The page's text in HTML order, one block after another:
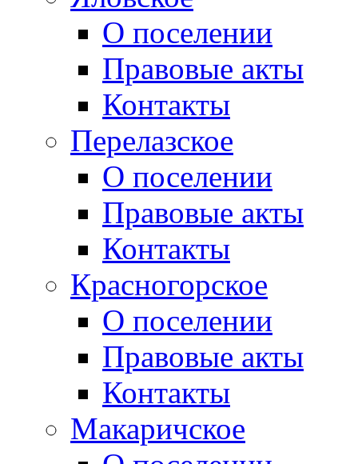
О поселении
Правовые акты
Контакты
Перелазское
О поселении
Правовые акты
Контакты
Красногорское
О поселении
Правовые акты
Контакты
Макаричское